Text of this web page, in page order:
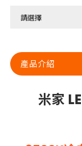
產品介紹
米家